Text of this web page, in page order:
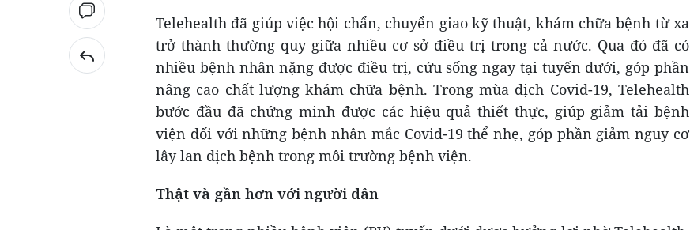
Telehealth đã giúp việc hội chẩn, chuyển giao kỹ thuật, khám chữa bệnh từ xa
trở thành thường quy giữa nhiều cơ sở điều trị trong cả nước. Qua đó đã có
nhiều bệnh nhân nặng được điều trị, cứu sống ngay tại tuyến dưới, góp phần
nâng cao chất lượng khám chữa bệnh. Trong mùa dịch Covid-19, Telehealth
bước đầu đã chứng minh được các hiệu quả thiết thực, giúp giảm tải bệnh
viện đối với những bệnh nhân mắc Covid-19 thể nhẹ, góp phần giảm nguy cơ
lây lan dịch bệnh trong môi trường bệnh viện.
Thật và gần hơn với người dân